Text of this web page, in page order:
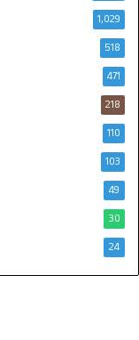
1,029
518
471
218
110
103
49
30
24